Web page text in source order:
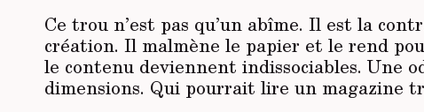
Ce trou n’est pas qu’un abîme. Il est la
création. Il malmène le papier et le rend
le contenu deviennent indissociables. Une
dimensions. Qui pourrait lire un magazine